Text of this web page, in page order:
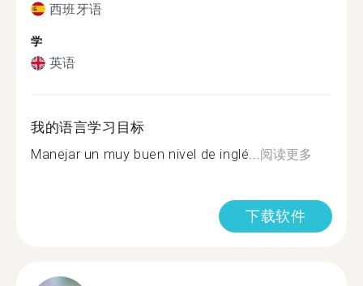
西班牙语
学
英语
我的语言学习目标
Manejar un muy buen nivel de inglé...阅读更多
下载软件